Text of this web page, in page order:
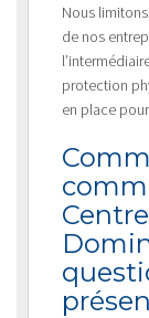
Nous
de nos
protection
en place